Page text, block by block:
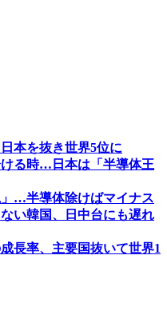
本を抜き世界5位に
る時…日本は「半導体王
…半導体除けばマイナス
い韓国、日中台にも遅れ
長率、主要国抜いて世界1